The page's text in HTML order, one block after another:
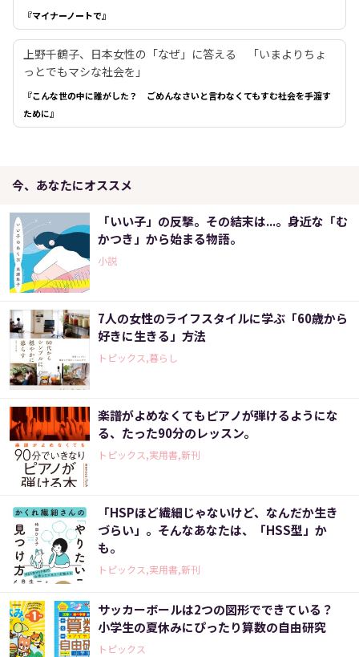
『マイナーノートで』
上野千鶴子、日本女性の「なぜ」に答える 「いまよりちょ
っとでもマシな社会を」
『こんな世の中に誰がした？ ごめんなさいと言わなくてもすむ社会を手渡す
ために』
今、あなたにオススメ
「いい子」の反撃。その結末は...。身近な「む
かつき」から始まる物語。
小説
7人の女性のライフスタイルに学ぶ「60歳から
好きに生きる」方法
トピックス,暮らし
楽譜がよめなくてもピアノが弾けるようにな
る、たった90分のレッスン。
トピックス,実用書,新刊
「HSPほど繊細じゃないけど、なんだか生き
づらい」。そんなあなたは、「HSS型」か
も。
トピックス,実用書,新刊
サッカーボールは2つの図形でできている？
小学生の夏休みにぴったり算数の自由研究
トピックス